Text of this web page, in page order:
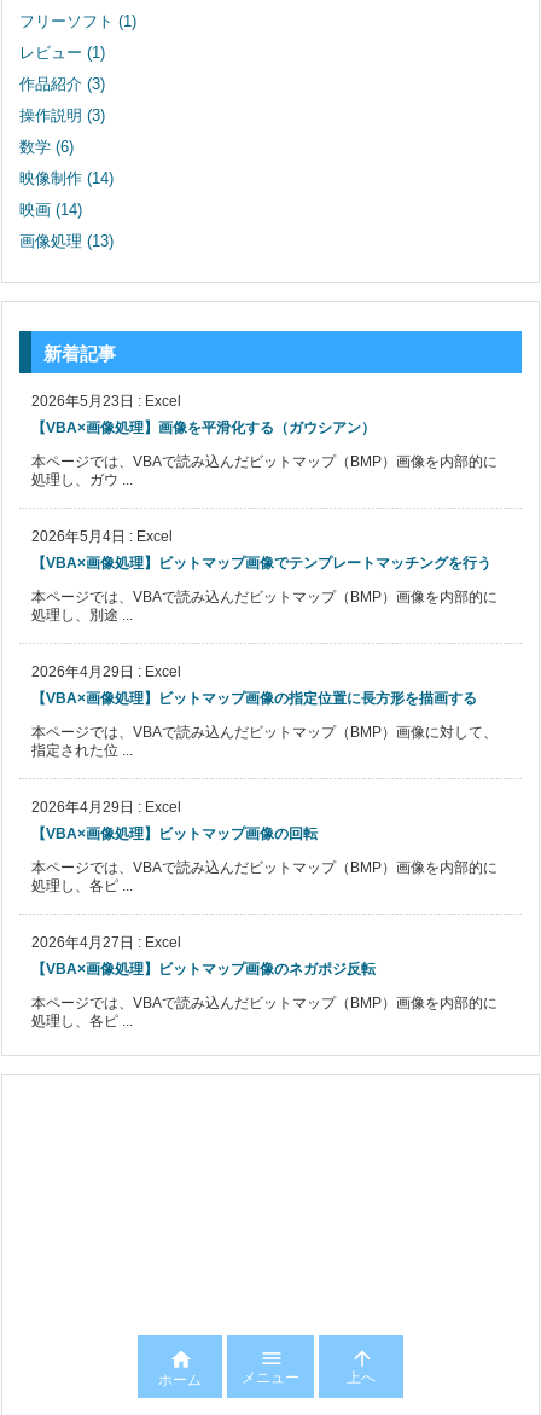
フリーソフト (1)
レビュー (1)
作品紹介 (3)
操作説明 (3)
数学 (6)
映像制作 (14)
映画 (14)
画像処理 (13)
新着記事
2026年5月23日 : Excel
【VBA×画像処理】画像を平滑化する（ガウシアン）
本ページでは、VBAで読み込んだビットマップ（BMP）画像を内部的に
処理し、ガウ ...
2026年5月4日 : Excel
【VBA×画像処理】ビットマップ画像でテンプレートマッチングを行う
本ページでは、VBAで読み込んだビットマップ（BMP）画像を内部的に
処理し、別途 ...
2026年4月29日 : Excel
【VBA×画像処理】ビットマップ画像の指定位置に長方形を描画する
本ページでは、VBAで読み込んだビットマップ（BMP）画像に対して、
指定された位 ...
2026年4月29日 : Excel
【VBA×画像処理】ビットマップ画像の回転
本ページでは、VBAで読み込んだビットマップ（BMP）画像を内部的に
処理し、各ピ ...
2026年4月27日 : Excel
【VBA×画像処理】ビットマップ画像のネガポジ反転
本ページでは、VBAで読み込んだビットマップ（BMP）画像を内部的に
処理し、各ピ ...

ホーム

メニュー

上へ